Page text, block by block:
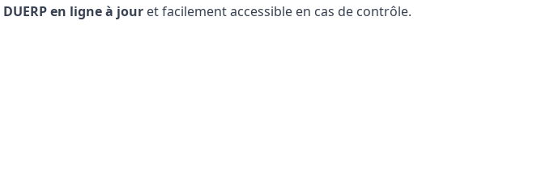
DUERP en ligne à jour et facilement accessible en cas de contrôle.